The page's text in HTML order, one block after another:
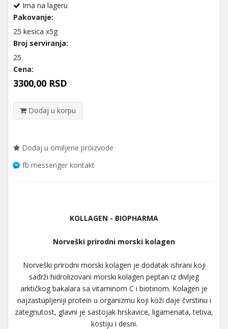
Ima na lageru
Pakovanje:
25 kesica x5g
Broj serviranja:
25
Cena:
3300,00 RSD
Dodaj u korpu
Dodaj u omiljene proizvode
fb messenger kontakt
KOLLAGEN - BIOPHARMA
Norveški prirodni morski kolagen
Norveški prirodni morski kolagen je dodatak ishrani koji
sadrži hidrolizovani morski kolagen peptan iz divljeg
arktičkog bakalara sa vitaminom C i biotinom. Kolagen je
najzastupljeniji protein u organizmu koji koži daje čvrstinu i
zategnutost, glavni je sastojak hrskavice, ligamenata, tetiva,
kostiju i desni.